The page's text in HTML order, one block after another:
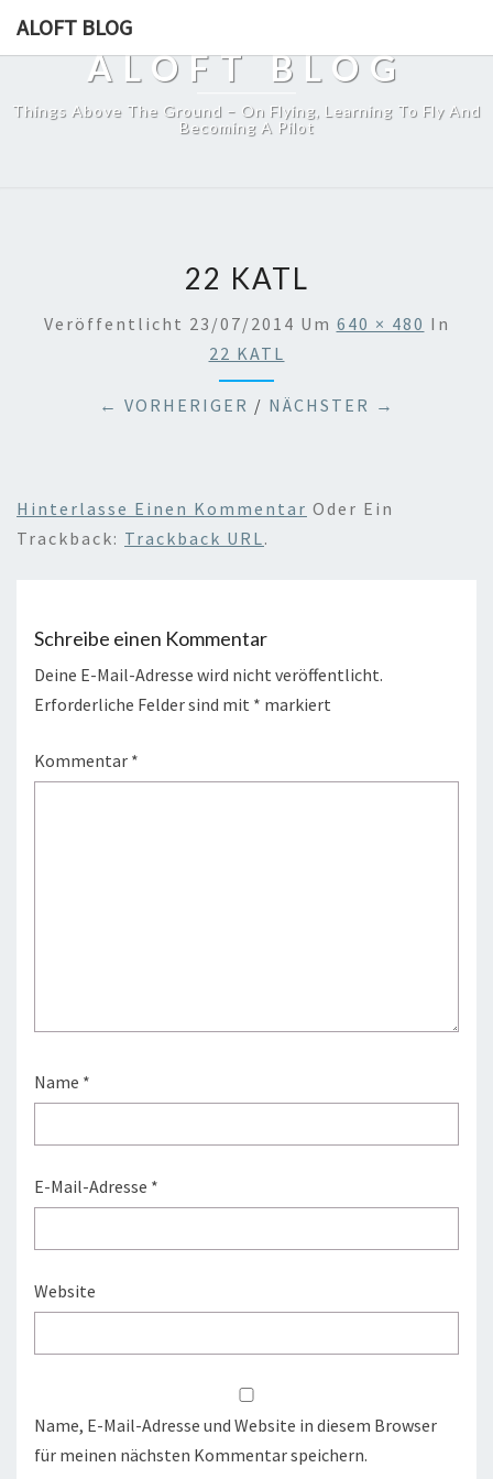
ALOFT BLOG
ALOFT BLOG
Things Above The Ground – On Flying, Learning To Fly And
Becoming A Pilot
22 KATL
Veröffentlicht 23/07/2014 Um 640 × 480 In
22 KATL
← VORHERIGER / NÄCHSTER →
Hinterlasse Einen Kommentar Oder Ein
Trackback: Trackback URL.
Schreibe einen Kommentar
Deine E-Mail-Adresse wird nicht veröffentlicht.
Erforderliche Felder sind mit * markiert
Kommentar *
Name *
E-Mail-Adresse *
Website
Name, E-Mail-Adresse und Website in diesem Browser
für meinen nächsten Kommentar speichern.